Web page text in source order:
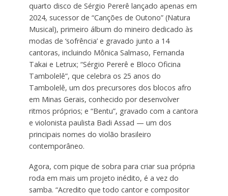
quarto disco de Sérgio Pererê lançado apenas em
2024, sucessor de “Canções de Outono” (Natura
Musical), primeiro álbum do mineiro dedicado às
modas de ‘sofrência’ e gravado junto a 14
cantoras, incluindo Mônica Salmaso, Fernanda
Takai e Letrux; “Sérgio Pererê e Bloco Oficina
Tambolelê”, que celebra os 25 anos do
Tambolelê, um dos precursores dos blocos afro
em Minas Gerais, conhecido por desenvolver
ritmos próprios; e “Bentu”, gravado com a cantora
e violonista paulista Badi Assad — um dos
principais nomes do violão brasileiro
contemporâneo.
Agora, com pique de sobra para criar sua própria
roda em mais um projeto inédito, é a vez do
samba. “Acredito que todo cantor e compositor